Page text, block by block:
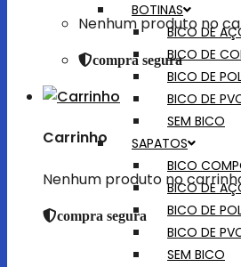
Nenhum produto no
compra segura
Carrinho
Nenhum produto no
compra segura
BOTINAS
BICO DE
BICO DE
BICO DE
BICO DE
SEM BICO
SAPATOS
BICO
BICO DE
BICO DE
BICO DE
SEM BICO